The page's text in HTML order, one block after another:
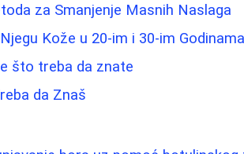
za Smanjenje Masnih Naslaga
Kože u 20-im i 30-im
što treba da znate
da Znaš